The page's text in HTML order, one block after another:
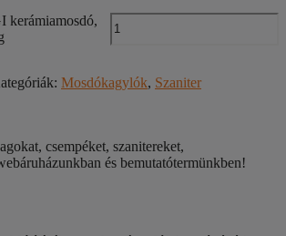
Mosdókagylók, Szaniter
csempéket, szanitereket,
és bemutatótermünkben!